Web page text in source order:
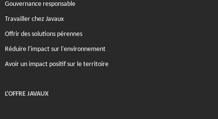
Gouvernance responsable
Travailler chez Javaux
Offrir des solutions pérennes
Réduire l'impact sur l'environnement
Avoir un impact positif sur le territoire
L'OFFRE JAVAUX